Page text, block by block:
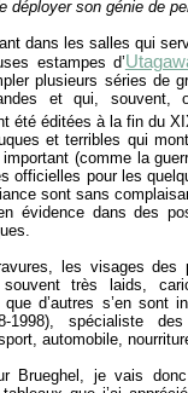
déployer son génie de
dans les salles qui
estampes d’
plusieurs séries de
et qui, souvent,
été éditées à la fin du
et terribles qui
(comme la
officielles pour les
sont sans
évidence dans des
les visages des
souvent très laids,
que d’autres s’en
1998), spécialiste
automobile,
Brueghel, je vais